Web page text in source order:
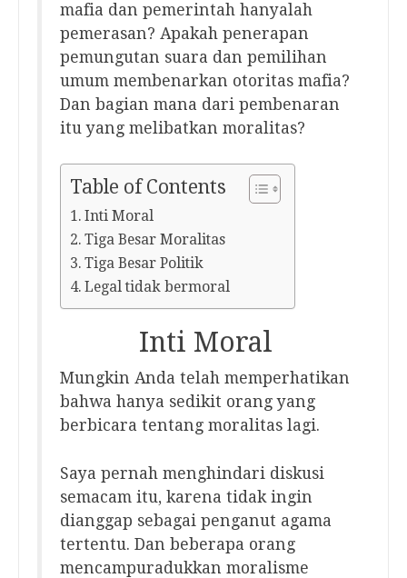
mafia dan pemerintah hanyalah
pemerasan? Apakah penerapan
pemungutan suara dan pemilihan
umum membenarkan otoritas mafia?
Dan bagian mana dari pembenaran
itu yang melibatkan moralitas?
Table of Contents
Inti Moral
Tiga Besar Moralitas
Tiga Besar Politik
Legal tidak bermoral
Inti Moral
Mungkin Anda telah memperhatikan
bahwa hanya sedikit orang yang
berbicara tentang moralitas lagi.
Saya pernah menghindari diskusi
semacam itu, karena tidak ingin
dianggap sebagai penganut agama
tertentu. Dan beberapa orang
mencampuradukkan moralisme